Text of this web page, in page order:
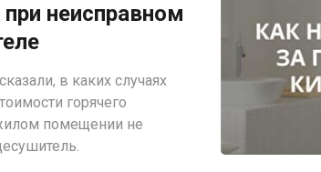
неисправном
в каких случаях
горячего
помещении не